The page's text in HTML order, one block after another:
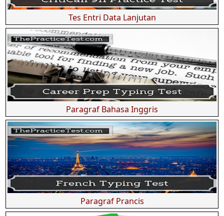
Tes Entri Data Lanjutan
Paragraf Bahasa Inggris
Paragraf Prancis